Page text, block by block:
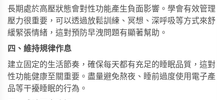
長期處於高壓狀態會對性功能產生負面影響。學會有效管理
壓力很重要，可以透過放鬆訓練、冥想、深呼吸等方式來舒
緩緊張情緒，這對預防早洩問題有顯著幫助。
四、維持規律作息
建立固定的生活節奏，確保每天都有充足的睡眠品質，這對
性功能健康至關重要。盡量避免熬夜、睡前過度使用電子產
品等干擾睡眠的行為。